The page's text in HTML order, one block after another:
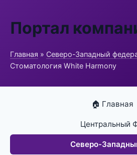
Портал
Главная » Северо-Западный
Стоматология White Harmony
🏠 Главная
Центральный
Северо-